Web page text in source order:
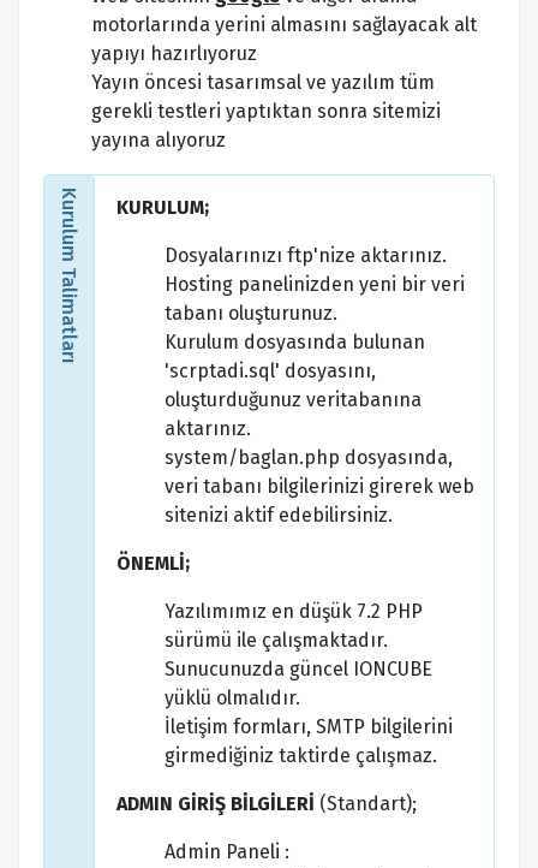
motorlarında yerini almasını sağlayacak alt
yapıyı hazırlıyoruz
Yayın öncesi tasarımsal ve yazılım tüm
gerekli testleri yaptıktan sonra sitemizi
yayına alıyoruz
Kurulum Talimatları KURULUM;
Dosyalarınızı ftp'nize aktarınız.
Hosting panelinizden yeni bir veri
tabanı oluşturunuz.
Kurulum dosyasında bulunan
'scrptadi.sql' dosyasını,
oluşturduğunuz veritabanına
aktarınız.
system/baglan.php dosyasında,
veri tabanı bilgilerinizi girerek web
sitenizi aktif edebilirsiniz.
ÖNEMLİ;
Yazılımımız en düşük 7.2 PHP
sürümü ile çalışmaktadır.
Sunucunuzda güncel IONCUBE
yüklü olmalıdır.
İletişim formları, SMTP bilgilerini
girmediğiniz taktirde çalışmaz.
ADMIN GİRİŞ BİLGİLERİ (Standart);
Admin Paneli :